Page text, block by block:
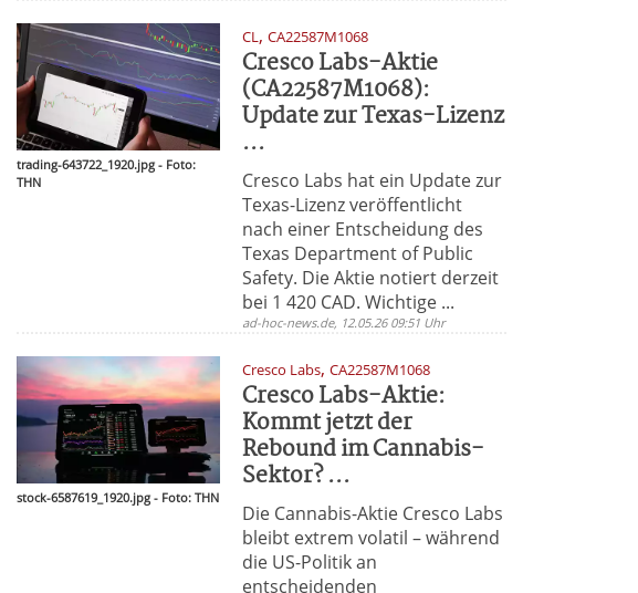
trading-643722_1920.jpg - Foto:
THN
CL ,CA22587M1068
Cresco Labs-Aktie
(CA22587M1068):
Update zur Texas-Lizenz
...
Cresco Labs hat ein Update zur
Texas-Lizenz veröffentlicht
nach einer Entscheidung des
Texas Department of Public
Safety. Die Aktie notiert derzeit
bei 1 420 CAD. Wichtige ...
ad-hoc-news.de, 12.05.26 09:51 Uhr
stock-6587619_1920.jpg - Foto: THN
Cresco Labs,CA22587M1068
Cresco Labs-Aktie:
Kommt jetzt der
Rebound im Cannabis-
Sektor? ...
Die Cannabis-Aktie Cresco Labs
bleibt extrem volatil – während
die US-Politik an
entscheidenden